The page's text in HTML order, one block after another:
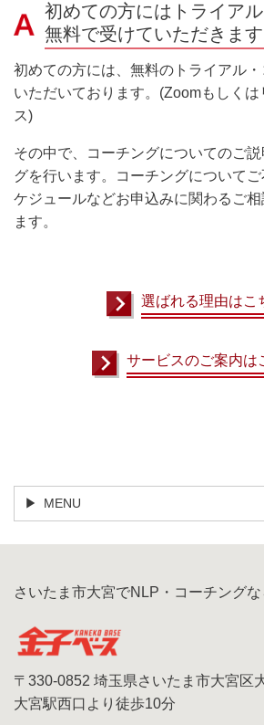
初めての方にはトライア
無料で受けていただきます
初めての方には、無料のトライアル
いただいております。(Zoomもしく
ス)
その中で、コーチングについてのご
グを行います。コーチングについて
ケジュールなどお申込みに関わるご
ます。
選ばれる理由はこ
サービスのご案内は
MENU
さいたま市大宮でNLP・コーチングな
〒330-0852 埼玉県さいたま市大宮区
大宮駅西口より徒歩10分